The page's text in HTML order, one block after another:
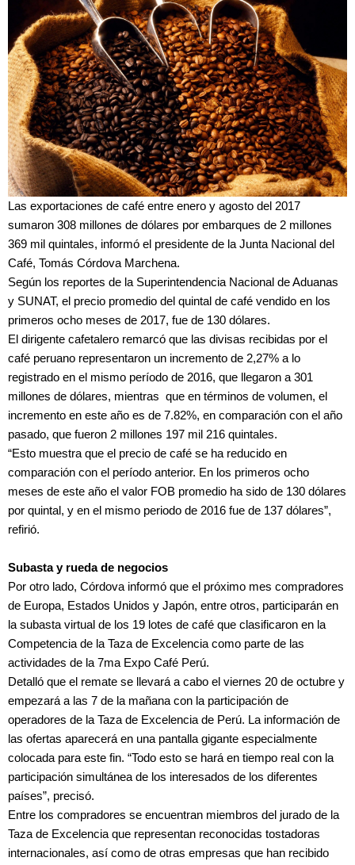
Las exportaciones de café entre enero y agosto del 2017
sumaron 308 millones de dólares por embarques de 2 millones
369 mil quintales, informó el presidente de la Junta Nacional del
Café, Tomás Córdova Marchena.
Según los reportes de la Superintendencia Nacional de Aduanas
y SUNAT, el precio promedio del quintal de café vendido en los
primeros ocho meses de 2017, fue de 130 dólares.
El dirigente cafetalero remarcó que las divisas recibidas por el
café peruano representaron un incremento de 2,27% a lo
registrado en el mismo período de 2016, que llegaron a 301
millones de dólares, mientras que en términos de volumen, el
incremento en este año es de 7.82%, en comparación con el año
pasado, que fueron 2 millones 197 mil 216 quintales.
“Esto muestra que el precio de café se ha reducido en
comparación con el período anterior. En los primeros ocho
meses de este año el valor FOB promedio ha sido de 130 dólares
por quintal, y en el mismo periodo de 2016 fue de 137 dólares”,
refirió.
Subasta y rueda de negocios
Por otro lado, Córdova informó que el próximo mes compradores
de Europa, Estados Unidos y Japón, entre otros, participarán en
la subasta virtual de los 19 lotes de café que clasificaron en la
Competencia de la Taza de Excelencia como parte de las
actividades de la 7ma Expo Café Perú.
Detalló que el remate se llevará a cabo el viernes 20 de octubre y
empezará a las 7 de la mañana con la participación de
operadores de la Taza de Excelencia de Perú. La información de
las ofertas aparecerá en una pantalla gigante especialmente
colocada para este fin. “Todo esto se hará en tiempo real con la
participación simultánea de los interesados de los diferentes
países”, precisó.
Entre los compradores se encuentran miembros del jurado de la
Taza de Excelencia que representan reconocidas tostadoras
internacionales, así como de otras empresas que han recibido